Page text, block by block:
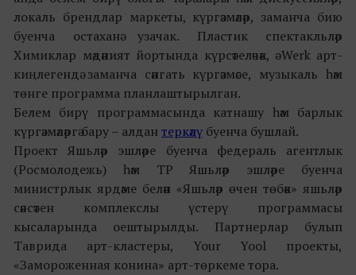
локаль брендлар маркеты, күргәзмәләр, заманча бию
буенча остаханә узачак. Пластик спектакльләр
Химиклар мәдәният йортында күрсәтеләчәк, ә Werk арт-
киңлегендә заманча сәнгать күргәзмәсе, музыкаль һәм
төнге программа планлаштырылган.
Белем бирү программасында катнашу һәм барлык
күргәзмәләргә бару – алдан теркәлү буенча бушлай.
Проект Яшьләр эшләре буенча федераль агентлык
(Росмолодежь) һәм ТР Яшьләр эшләре буенча
министрлык ярдәме белән «Яшьләр өчен төбәк» яшьләр
сәясәтен комплекслы үстерү программасы
кысаларында оештырылды. Партнерлар булып
Таврида арт-кластеры, Your Yool проекты,
«Замороженная конина» арт-төркеме тора.